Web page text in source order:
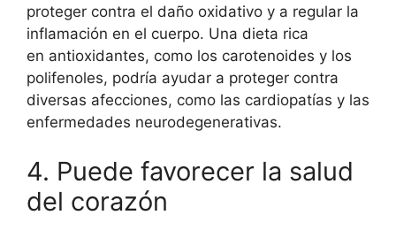
proteger contra el daño oxidativo y a regular la
inflamación en el cuerpo. Una dieta rica
en antioxidantes, como los carotenoides y los
polifenoles, podría ayudar a proteger contra
diversas afecciones, como las cardiopatías y las
enfermedades neurodegenerativas.
4. Puede favorecer la salud
del corazón